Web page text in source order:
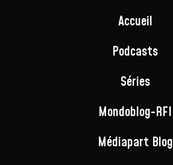
Accueil
Podcasts
Séries
Mondoblog-RFI
Médiapart Blog